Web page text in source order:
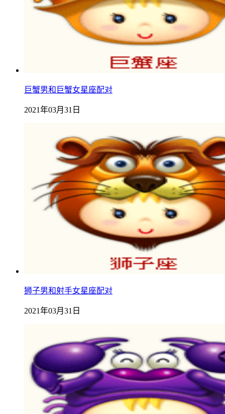
巨蟹男和巨蟹女星座配对
2021年03月31日
狮子男和射手女星座配对
2021年03月31日